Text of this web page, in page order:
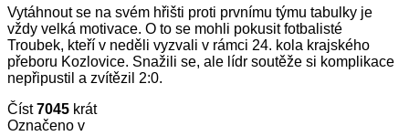
Vytáhnout se na svém hřišti proti prvnímu týmu tabulky je
vždy velká motivace. O to se mohli pokusit fotbalisté
Troubek, kteří v neděli vyzvali v rámci 24. kola krajského
přeboru Kozlovice. Snažili se, ale lídr soutěže si komplikace
nepřipustil a zvítězil 2:0.
Číst7045 krát
Označeno v